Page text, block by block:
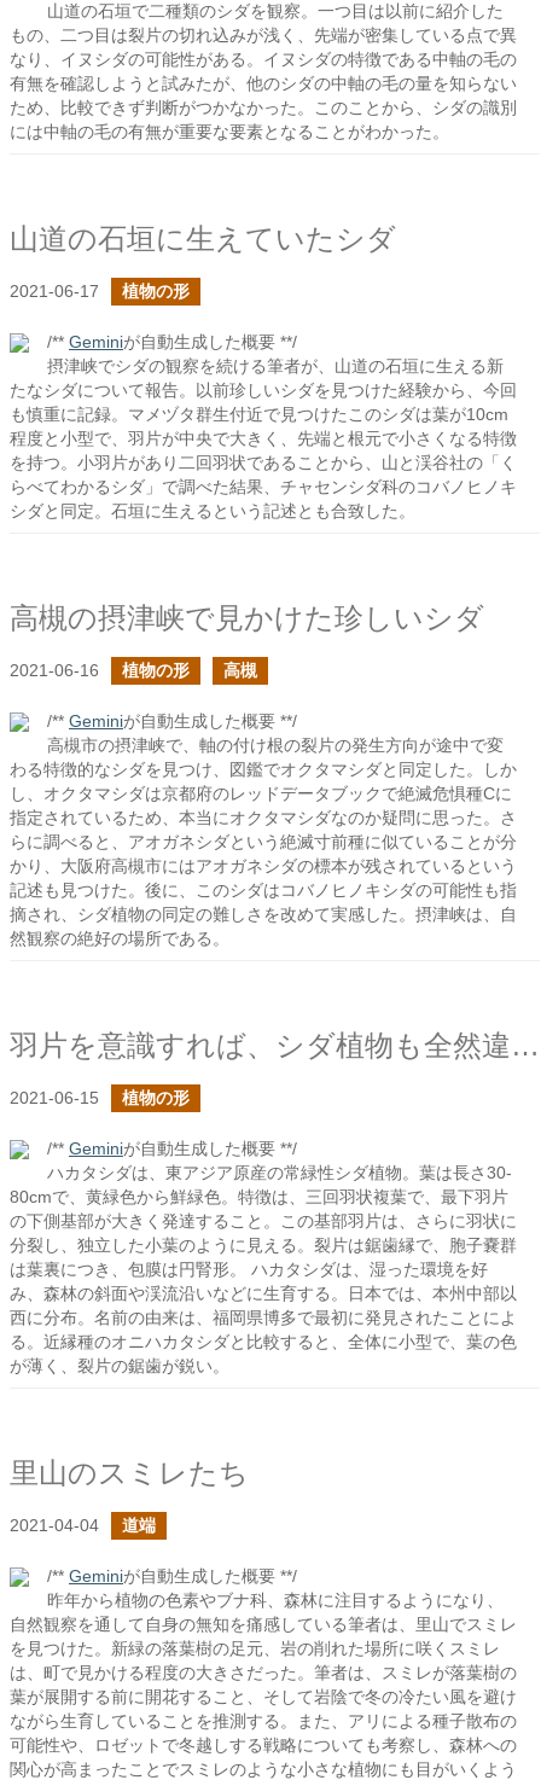
山道の石垣で二種類のシダを観察。一つ目は以前に紹介した
もの、二つ目は裂片の切れ込みが浅く、先端が密集している点で異
なり、イヌシダの可能性がある。イヌシダの特徴である中軸の毛の
有無を確認しようと試みたが、他のシダの中軸の毛の量を知らない
ため、比較できず判断がつかなかった。このことから、シダの識別
には中軸の毛の有無が重要な要素となることがわかった。
山道の石垣に生えていたシダ
2021-06-17 植物の形
/** Geminiが自動生成した概要 **/
摂津峡でシダの観察を続ける筆者が、山道の石垣に生える新
たなシダについて報告。以前珍しいシダを見つけた経験から、今回
も慎重に記録。マメヅタ群生付近で見つけたこのシダは葉が10cm
程度と小型で、羽片が中央で大きく、先端と根元で小さくなる特徴
を持つ。小羽片があり二回羽状であることから、山と渓谷社の「く
らべてわかるシダ」で調べた結果、チャセンシダ科のコバノヒノキ
シダと同定。石垣に生えるという記述とも合致した。
高槻の摂津峡で見かけた珍しいシダ
2021-06-16 植物の形 高槻
/** Geminiが自動生成した概要 **/
高槻市の摂津峡で、軸の付け根の裂片の発生方向が途中で変
わる特徴的なシダを見つけ、図鑑でオクタマシダと同定した。しか
し、オクタマシダは京都府のレッドデータブックで絶滅危惧種Cに
指定されているため、本当にオクタマシダなのか疑問に思った。さ
らに調べると、アオガネシダという絶滅寸前種に似ていることが分
かり、大阪府高槻市にはアオガネシダの標本が残されているという
記述も見つけた。後に、このシダはコバノヒノキシダの可能性も指
摘され、シダ植物の同定の難しさを改めて実感した。摂津峡は、自
然観察の絶好の場所である。
羽片を意識すれば、シダ植物も全然違って見えてくる
2021-06-15 植物の形
/** Geminiが自動生成した概要 **/
ハカタシダは、東アジア原産の常緑性シダ植物。葉は長さ30-
80cmで、黄緑色から鮮緑色。特徴は、三回羽状複葉で、最下羽片
の下側基部が大きく発達すること。この基部羽片は、さらに羽状に
分裂し、独立した小葉のように見える。裂片は鋸歯縁で、胞子嚢群
は葉裏につき、包膜は円腎形。 ハカタシダは、湿った環境を好
み、森林の斜面や渓流沿いなどに生育する。日本では、本州中部以
西に分布。名前の由来は、福岡県博多で最初に発見されたことによ
る。近縁種のオニハカタシダと比較すると、全体に小型で、葉の色
が薄く、裂片の鋸歯が鋭い。
里山のスミレたち
2021-04-04 道端
/** Geminiが自動生成した概要 **/
昨年から植物の色素やブナ科、森林に注目するようになり、
自然観察を通して自身の無知を痛感している筆者は、里山でスミレ
を見つけた。新緑の落葉樹の足元、岩の削れた場所に咲くスミレ
は、町で見かける程度の大きさだった。筆者は、スミレが落葉樹の
葉が展開する前に開花すること、そして岩陰で冬の冷たい風を避け
ながら生育していることを推測する。また、アリによる種子散布の
可能性や、ロゼットで冬越しする戦略についても考察し、森林への
関心が高まったことでスミレのような小さな植物にも目がいくよう